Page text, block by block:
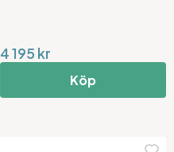
4 195 kr
Köp